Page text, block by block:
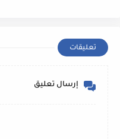
تعليقات
إرسال تعليق